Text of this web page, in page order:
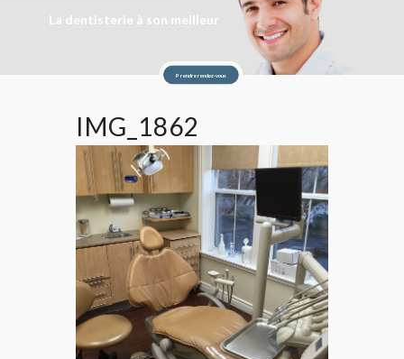
La dentisterie à son meilleur
Prendre rendez-vous
IMG_1862